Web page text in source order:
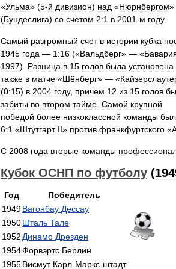
«Ульма» (5-й дивизион) над «Нюрнбергом»
(Бундеслига) со счетом 2:1 в 2001-м году.
Самый разгромный счет в истории кубка
1945 года — 1:16 («Вальдберг» — «
1997). Разница в 15 голов была установена
также в матче «Шёнберг» — «
(0:15) в 2004 году, причем 12 из 15 голов
забиты во втором тайме Самой крупной
победой более низкоклассной команды
6:1 «Штутгарт II» против франкфуртского «
С 2008 года вторые команды
Кубок ОСНП по футболу (
Год
Победитель
1949Вагонбау Дессау
1950Шталь Тале
1952 Динамо Дрезден
1954Форвэртс Берлин
1955Висмут Карл-Маркс-штадт